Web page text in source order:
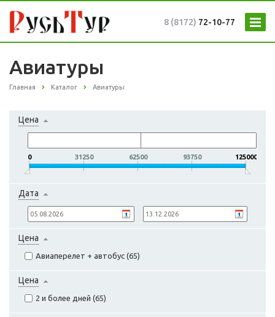
8 (8172) 72-10-77
Авиатуры
Главная Каталог Авиатуры
Цена
0 31250 62500 93750 125000
Дата
Цена
Авиаперелет + автобус (65)
Цена
2 и более дней (65)